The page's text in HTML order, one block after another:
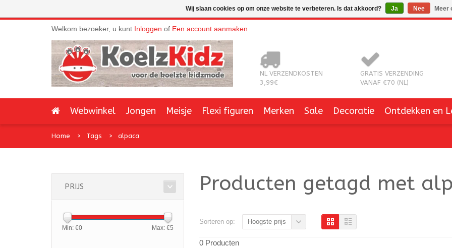
Welkom bezoeker, u kunt Inloggen of Een account aanmaken
NL VERZENDKOSTEN
3,99€
GRATIS VERZENDING
VANAF €70 (NL)
Webwinkel Jongen Meisje Flexi figuren Merken Sale Decoratie Ontdekken en
Home Tags alpaca
PRIJS
Min: €0 Max: €5
Producten getagd met
Sorteren op: Hoogste prijs
0 Producten
Wij slaan cookies op om onze website te verbeteren. Is dat akkoord? Ja Nee Meer